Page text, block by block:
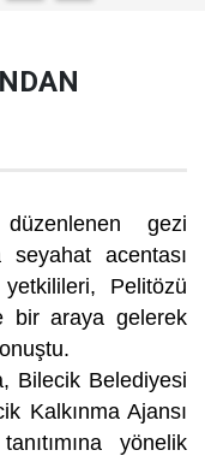
gezi
seyahat acentası
Pelitözü
bir araya gelerek
Bilecik Belediyesi
Kalkınma Ajansı
yönelik